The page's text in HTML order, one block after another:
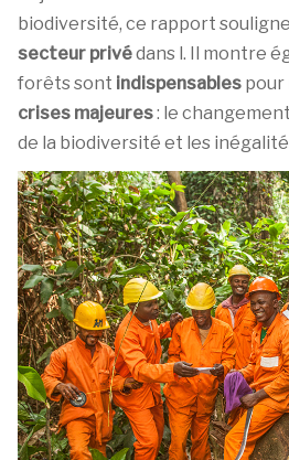
biodiversité, ce rapport
secteur privédans l. Il montre
forêts sont indispensables pour
crises majeures: le
de la biodiversité et les